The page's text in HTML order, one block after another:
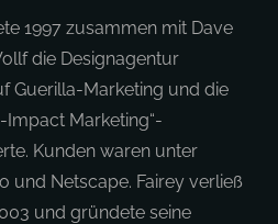
1997 zusammen mit Dave
die Designagentur
Guerilla-Marketing und die
Impact Marketing“-
Kunden waren unter
und Netscape. Fairey verließ
und gründete seine